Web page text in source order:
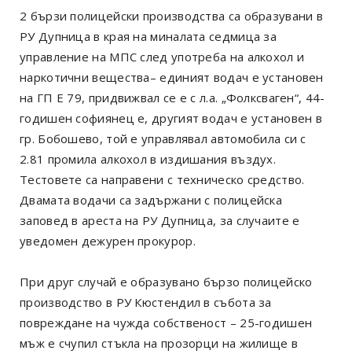
2 бързи полицейски производства са образувани в
РУ Дупница в края на миналата седмица за
управление на МПС след употреба на алкохол и
наркотични вещества– единият водач е установен
на ГП Е 79, придвижвал се е с л.а. „Фолксваген“, 44-
годишен софиянец е, другият водач е установен в
гр. Бобошево, той е управлявал автомобила си с
2.81 промила алкохол в издишания въздух.
Тестовете са направени с техническо средство.
Двамата водачи са задържани с полицейска
заповед в ареста на РУ Дупница, за случаите е
уведомен дежурен прокурор.
При друг случай е образувано бързо полицейско
производство в РУ Кюстендил в събота за
повреждане на чужда собственост – 25-годишен
мъж е счупил стъкла на прозорци на жилище в